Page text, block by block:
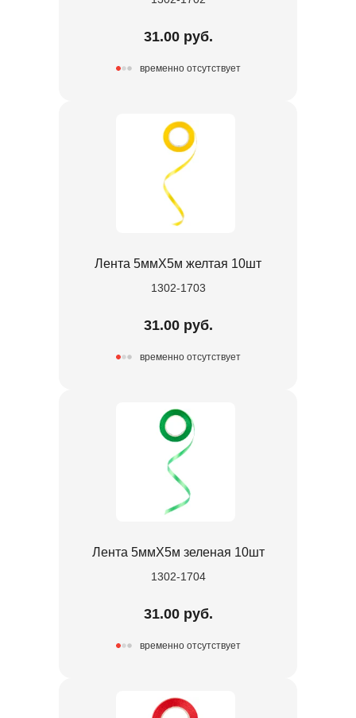
31.00 руб.
временно отсутствует
Лента 5ммХ5м желтая 10шт
1302-1703
31.00 руб.
временно отсутствует
Лента 5ммХ5м зеленая 10шт
1302-1704
31.00 руб.
временно отсутствует